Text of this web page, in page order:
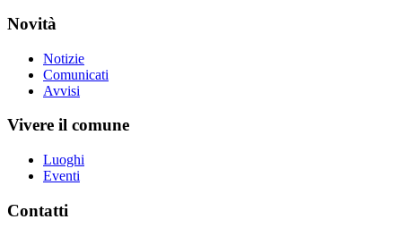
Novità
Notizie
Comunicati
Avvisi
Vivere il comune
Luoghi
Eventi
Contatti